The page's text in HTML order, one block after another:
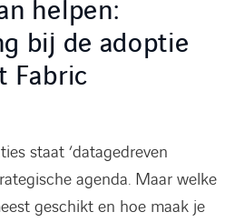
helpen:
bij de adoptie
Fabric
staat ‘datagedreven
agenda. Maar welke
geschikt en hoe maak je